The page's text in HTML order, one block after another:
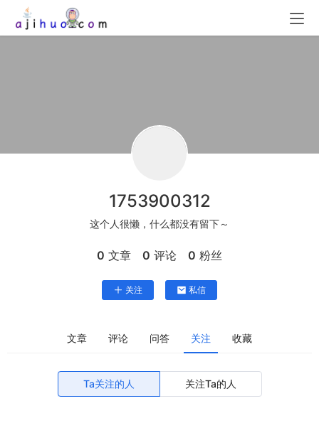
1753900312
这个人很懒，什么都没有留下～
0 文章 0 评论 0 粉丝
关注 私信
文章 评论 问答 关注 收藏
Ta关注的人 关注Ta的人